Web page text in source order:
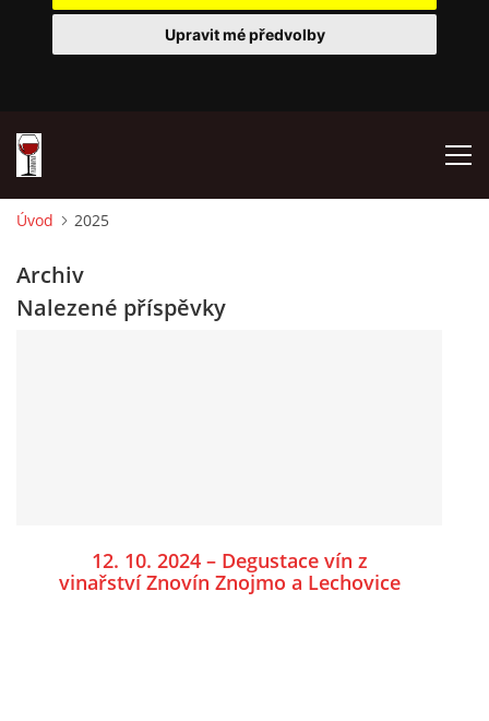
Upravit mé předvolby
NAŠE SÝRY A DELIKATESY
FOTOALBUM
Úvod 2025
Archiv
Nalezené příspěvky
12. 10. 2024 – Degustace vín z
vinařství Znovín Znojmo a Lechovice